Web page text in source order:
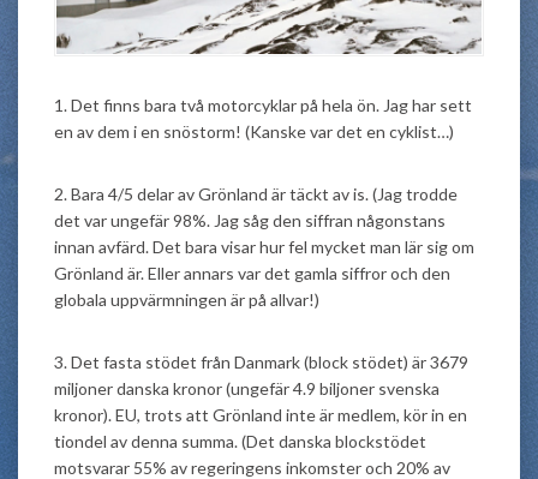
1. Det finns bara två motorcyklar på hela ön. Jag har sett
en av dem i en snöstorm! (Kanske var det en cyklist…)
2. Bara 4/5 delar av Grönland är täckt av is. (Jag trodde
det var ungefär 98%. Jag såg den siffran någonstans
innan avfärd. Det bara visar hur fel mycket man lär sig om
Grönland är. Eller annars var det gamla siffror och den
globala uppvärmningen är på allvar!)
3. Det fasta stödet från Danmark (block stödet) är 3679
miljoner danska kronor (ungefär 4.9 biljoner svenska
kronor). EU, trots att Grönland inte är medlem, kör in en
tiondel av denna summa. (Det danska blockstödet
motsvarar 55% av regeringens inkomster och 20% av